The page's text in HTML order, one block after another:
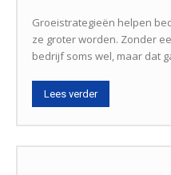
Groeistrategieën helpen
ze groter worden. Zonder
bedrijf soms wel, maar dat
Lees verder